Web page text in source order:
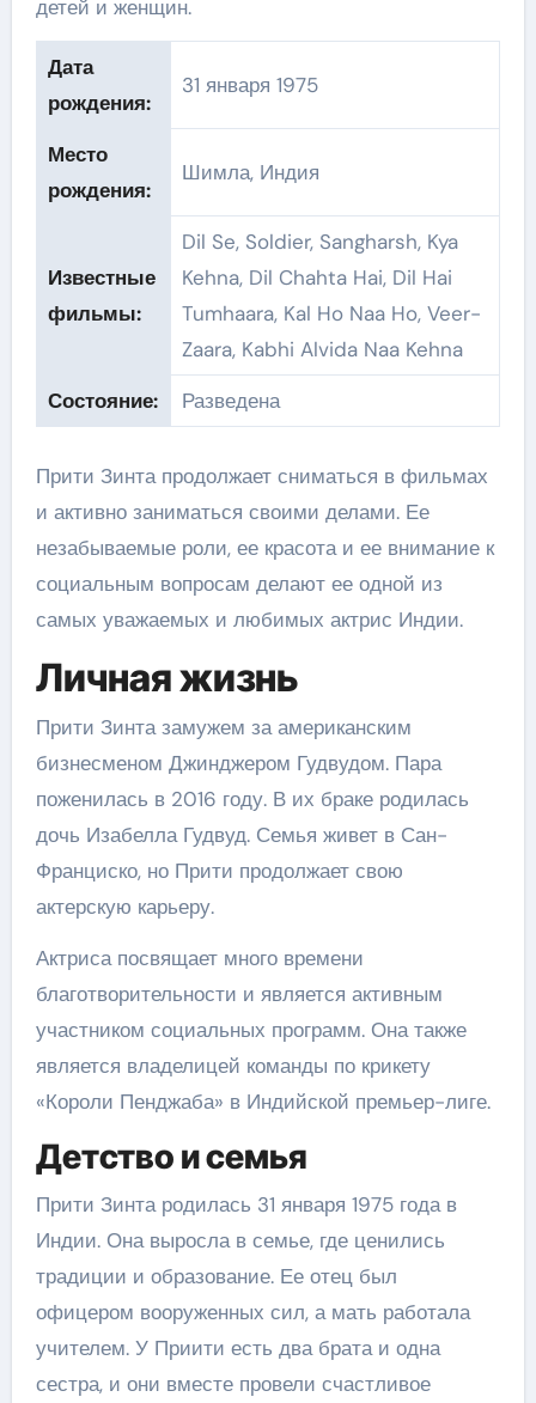
детей и женщин.
Дата
рождения:
31 января 1975
Место
рождения:
Шимла, Индия
Известные
фильмы:
Dil Se, Soldier, Sangharsh, Kya
Kehna, Dil Chahta Hai, Dil Hai
Tumhaara, Kal Ho Naa Ho, Veer-
Zaara, Kabhi Alvida Naa Kehna
Состояние:
Разведена
Прити Зинта продолжает сниматься в фильмах
и активно заниматься своими делами. Ее
незабываемые роли, ее красота и ее внимание к
социальным вопросам делают ее одной из
самых уважаемых и любимых актрис Индии.
Личная жизнь
Прити Зинта замужем за американским
бизнесменом Джинджером Гудвудом. Пара
поженилась в 2016 году. В их браке родилась
дочь Изабелла Гудвуд. Семья живет в Сан-
Франциско, но Прити продолжает свою
актерскую карьеру.
Актриса посвящает много времени
благотворительности и является активным
участником социальных программ. Она также
является владелицей команды по крикету
«Короли Пенджаба» в Индийской премьер-лиге.
Детство и семья
Прити Зинта родилась 31 января 1975 года в
Индии. Она выросла в семье, где ценились
традиции и образование. Ее отец был
офицером вооруженных сил, а мать работала
учителем. У Приити есть два брата и одна
сестра, и они вместе провели счастливое